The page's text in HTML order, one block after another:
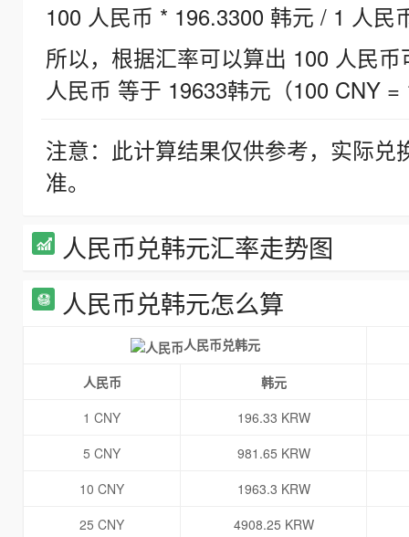
100 人民币 * 196.3300 韩元 / 1 人民
所以，根据汇率可以算出 100 人民
人民币 等于 19633韩元（100 CNY =
注意：此计算结果仅供参考，实际
准。
人民币兑韩元汇率走势图
人民币兑韩元怎么算
人民币兑韩元
人民币
韩元
1 CNY
196.33 KRW
5 CNY
981.65 KRW
10 CNY
1963.3 KRW
25 CNY
4908.25 KRW